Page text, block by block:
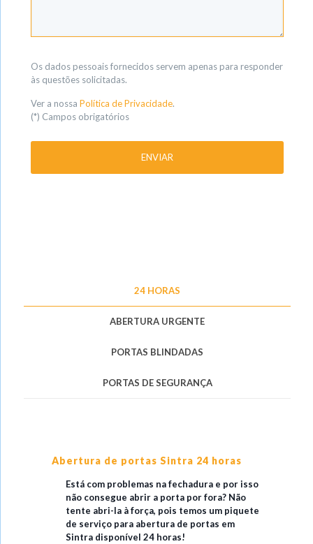
Os dados pessoais fornecidos servem apenas para responder
às questões solicitadas.
Ver a nossa Política de Privacidade.
(*) Campos obrigatórios
24 HORAS
ABERTURA URGENTE
PORTAS BLINDADAS
PORTAS DE SEGURANÇA
Abertura de portas Sintra 24 horas
Está com problemas na fechadura e por isso
não consegue abrir a porta por fora? Não
tente abri-la à força, pois temos um piquete
de serviço para abertura de portas em
Sintra disponível 24 horas!